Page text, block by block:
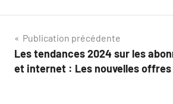
Navigation
de
Publication précédente
Les tendances 2024 sur les
et internet : Les nouvelles